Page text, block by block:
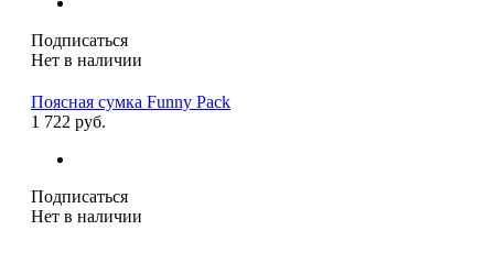
Подписаться
Нет в наличии
Поясная сумка Funny Pack
1 722 руб.
Подписаться
Нет в наличии